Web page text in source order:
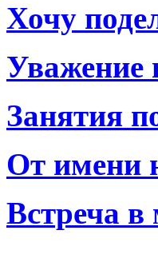
Хочу
Уважение
Занятия
От имени
Встреча в